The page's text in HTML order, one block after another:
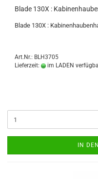
Blade 130X :
Blade 130X :
Art.Nr.: BLH3705
Lieferzeit:
im LADEN
IN